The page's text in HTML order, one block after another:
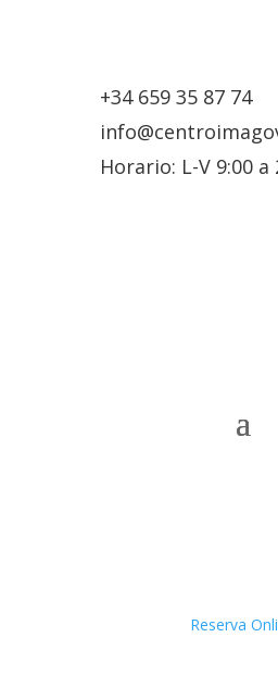
+34 659 35 87 74
Horario: L-V 9:00 a
Reserva